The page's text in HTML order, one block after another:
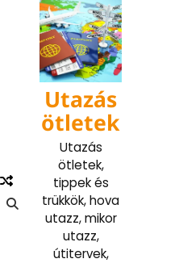
content
Utazás
ötletek
Utazás
ötletek,
tippek és
trükkök, hova
utazz, mikor
utazz,
útitervek,